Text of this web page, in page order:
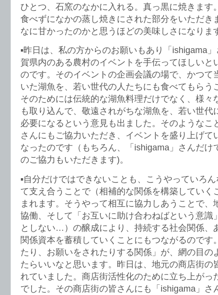
ひとつ、石窯のなかに入れる。真っ黒に焼きます
食べずになかの蒸し焼きにされた部分をいただき
なに甘かったのかと思うほどの美味しさになりま
▪︎昨日は、私の方からのお願いもあり「ishigama
賀県内のある農村のイベントを手伝ってほしいと
のです。そのイベントの企画会議の場で、かつて
いた湖魚を、若い世代の人たちにも食べてもらう
そのためには伝統的な湖魚料理だけでなく、様々
も取り込んで、敬遠されがちな湖魚を、若い世代
必要になるという意見も出ました。そのようなこ
さんにもご協力いただき、イベントを盛り上げて
なったのです（もちろん、「ishigama」さんだけ
のご協力もいただきます)。
▪︎自分だけではできないことも、こうやっていろ
て支え合うことで（相補的な関係を構築していく
まれます。そうやって相互に協力しあうことで、
協働、そして「お互いに助け合わねばという意識
としない…）の醸成により、持続する社会関係、
関係資本を蓄積していくことにもつながるのです
たり、お願いをされたりする関係」が、網の目の
たらいいなと思います。昨日は、地元の商店街の
れていました。商店街活性化のために立ち上がっ
でした。その商店街の皆さんにも「ishigama」さ